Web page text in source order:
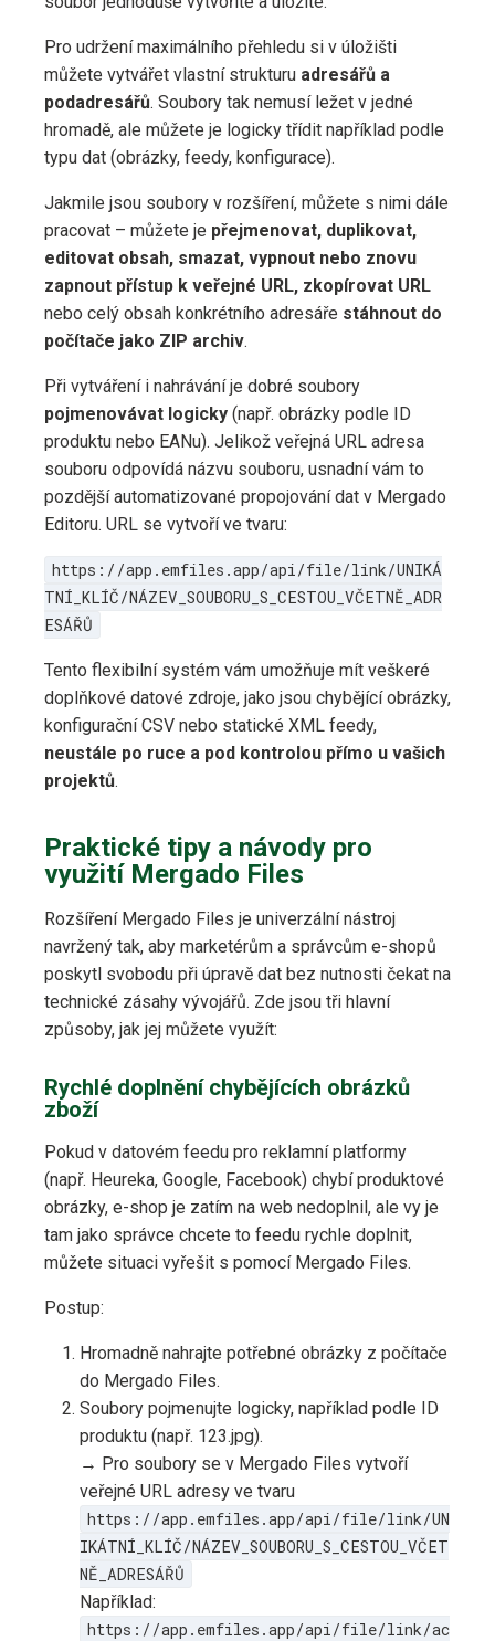
Pro udržení maximálního přehledu si v úložišti
můžete vytvářet vlastní strukturu adresářů a
podadresářů. Soubory tak nemusí ležet v jedné
hromadě, ale můžete je logicky třídit například podle
typu dat (obrázky, feedy, konfigurace).
Jakmile jsou soubory v rozšíření, můžete s nimi dále
pracovat – můžete je přejmenovat, duplikovat,
editovat obsah, smazat, vypnout nebo znovu
zapnout přístup k veřejné URL, zkopírovat URL
nebo celý obsah konkrétního adresáře stáhnout do
počítače jako ZIP archiv.
Při vytváření i nahrávání je dobré soubory
pojmenovávat logicky (např. obrázky podle ID
produktu nebo EANu). Jelikož veřejná URL adresa
souboru odpovídá názvu souboru, usnadní vám to
pozdější automatizované propojování dat v Mergado
Editoru. URL se vytvoří ve tvaru:
https://app.emfiles.app/api/file/link/UNIKÁ
TNÍ_KLÍČ/NÁZEV_SOUBORU_S_CESTOU_VČETNĚ_ADR
ESÁŘŮ
Tento flexibilní systém vám umožňuje mít veškeré
doplňkové datové zdroje, jako jsou chybějící obrázky,
konfigurační CSV nebo statické XML feedy,
neustále po ruce a pod kontrolou přímo u vašich
projektů.
Praktické tipy a návody pro
využití Mergado Files
Rozšíření Mergado Files je univerzální nástroj
navržený tak, aby marketérům a správcům e-shopů
poskytl svobodu při úpravě dat bez nutnosti čekat na
technické zásahy vývojářů. Zde jsou tři hlavní
způsoby, jak jej můžete využít:
Rychlé doplnění chybějících obrázků
zboží
Pokud v datovém feedu pro reklamní platformy
(např. Heureka, Google, Facebook) chybí produktové
obrázky, e-shop je zatím na web nedoplnil, ale vy je
tam jako správce chcete to feedu rychle doplnit,
můžete situaci vyřešit s pomocí Mergado Files.
Postup:
Hromadně nahrajte potřebné obrázky z počítače
do Mergado Files.
Soubory pojmenujte logicky, například podle ID
produktu (např. 123.jpg).
→ Pro soubory se v Mergado Files vytvoří
veřejné URL adresy ve tvaru
https://app.emfiles.app/api/file/link/UN
IKÁTNÍ_KLÍČ/NÁZEV_SOUBORU_S_CESTOU_VČET
NĚ_ADRESÁŘŮ
Například:
https://app.emfiles.app/api/file/link/ac